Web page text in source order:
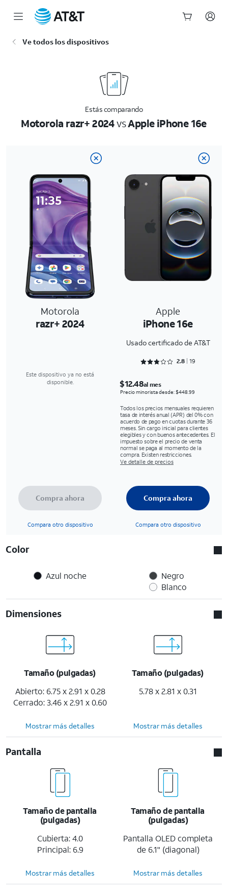
Ve todos los dispositivos
Estás comparando
Motorola razr+ 2024vsApple iPhone 16e
Motorola
razr+ 2024
Apple
iPhone 16e
Usado certificado de AT&T
Rated 2.8947 out of 5
2.8 19
Este dispositivo ya no está
disponible.
$12.48al mes
Precio minorista desde: $448.99
Todos los precios mensuales requieren
tasa de interés anual (APR) del 0% con
acuerdo de pago en cuotas durante 36
meses. Sin cargo inicial para clientes
elegibles y con buenos antecedentes. El
impuesto sobre el precio de venta
normal se paga al momento de la
compra. Existen restricciones.
Ve detalle de precios
Compra ahora
Compara otro dispositivo
Compra ahora
Compara otro dispositivo
Color
Azul noche
Negro
Blanco
Dimensiones
Tamaño (pulgadas)
Abierto: 6.75 x 2.91 x 0.28
Cerrado: 3.46 x 2.91 x 0.60
Tamaño (pulgadas)
5.78 x 2.81 x 0.31
Mostrar más detalles Mostrar más detalles
Pantalla
Tamaño de pantalla
(pulgadas)
Cubierta: 4.0
Principal: 6.9
Tamaño de pantalla
(pulgadas)
Pantalla OLED completa
de 6.1" (diagonal)
Mostrar más detalles Mostrar más detalles